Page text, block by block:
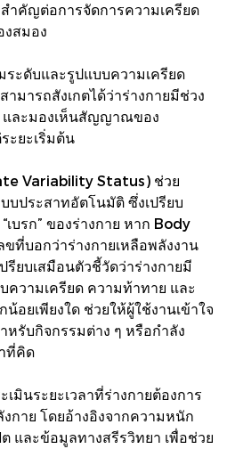
ำคัญต่อการจัดการความเครียด
งสมอง
ระดับและรูปแบบความเครียด
มารถสังเกตได้ว่าร่างกายมีช่วง
และมองเห็นสัญญาณของ
ะยะเริ่มต้น
Variability Status) ช่วย
ประสาทอัตโนมัติ ซึ่งเปรียบ
เบรก” ของร่างกาย หาก Body
ที่บอกว่าร่างกายเหลือพลังงาน
รียบเสมือนตัวชี้วัดว่าร่างกายมี
วามเครียด ความท้าทาย และ
อยเพียงใด ช่วยให้ผู้ใช้งานเข้าใจ
หรับกิจกรรมต่าง ๆ หรือกำลัง
ที่คิด
มินระยะเวลาที่ร่างกายต้องการ
กาย โดยอ้างอิงจากความหนัก
และข้อมูลทางสรีรวิทยา เพื่อช่วย